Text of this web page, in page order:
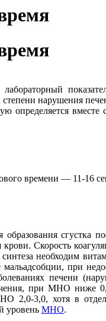
степени нарушения
определяется вместе
времени — 11-16
сгустка
Скорость
необходим
при
печени
при МНО ниже
2,0-3,0, хотя в
уровень МНО.